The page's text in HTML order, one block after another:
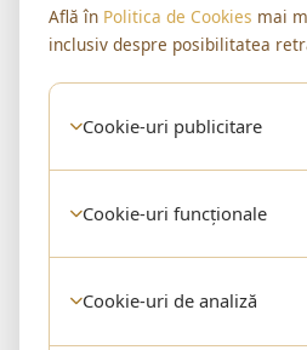
Genti de
0 produse
Filtre
Află în Politica de Cookies mai
inclusiv despre posibilitatea
Cookie-uri publicitare
Cookie-uri funcționale
Cookie-uri de analiză